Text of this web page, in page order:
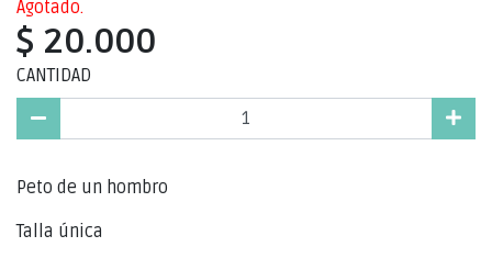
Agotado.
$ 20.000
CANTIDAD
Peto de un hombro
Talla única